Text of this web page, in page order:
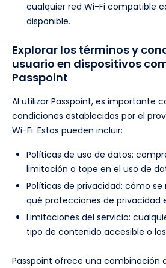
cualquier red Wi-Fi compatible
disponible.
Explorar los términos y
usuario en dispositivos
Passpoint
Al utilizar Passpoint, es importante
condiciones establecidos por el
Wi-Fi. Estos pueden incluir:
Políticas de uso de datos:
limitación o tope en el uso de
Políticas de privacidad: cómo
qué protecciones de privacidad
Limitaciones del servicio:
tipo de contenido accesible o
Passpoint ofrece una combinación